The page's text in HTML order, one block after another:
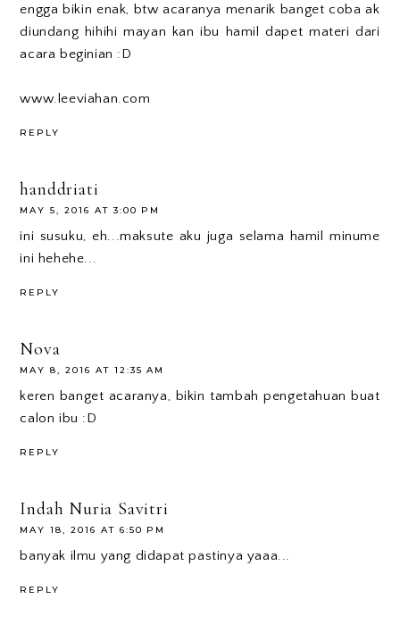
engga bikin enak, btw acaranya menarik banget coba ak
diundang hihihi mayan kan ibu hamil dapet materi dari
acara beginian :D
www.leeviahan.com
REPLY
handdriati
MAY 5, 2016 AT 3:00 PM
ini susuku, eh...maksute aku juga selama hamil minume
ini hehehe...
REPLY
Nova
MAY 8, 2016 AT 12:35 AM
keren banget acaranya, bikin tambah pengetahuan buat
calon ibu :D
REPLY
Indah Nuria Savitri
MAY 18, 2016 AT 6:50 PM
banyak ilmu yang didapat pastinya yaaa...
REPLY